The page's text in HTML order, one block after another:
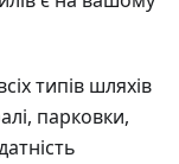
типів шляхів
парковки,